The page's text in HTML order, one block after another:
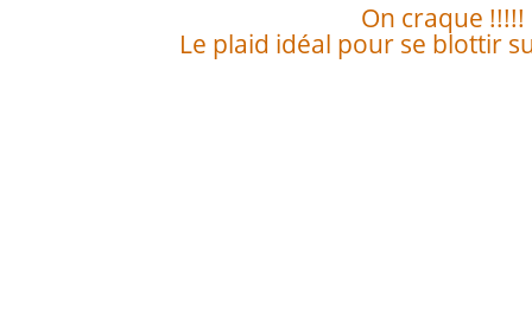
On craque !!!!!
Le plaid idéal pour se blottir